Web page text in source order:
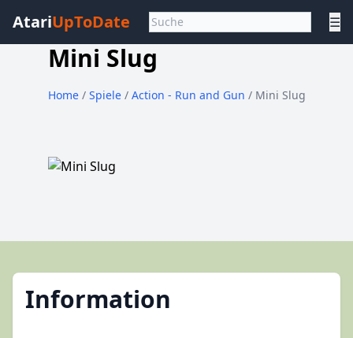
AtariUpToDate ☰
Mini Slug
Home/ Spiele / Action - Run and Gun / Mini Slug
Information